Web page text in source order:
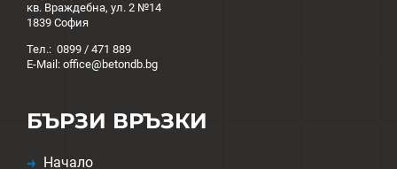
кв. Враждебна, ул. 2 №14
1839 София
Тел.: 0899 / 471 889
E-Mail: office@betondb.bg
БЪРЗИ ВРЪЗКИ
Начало